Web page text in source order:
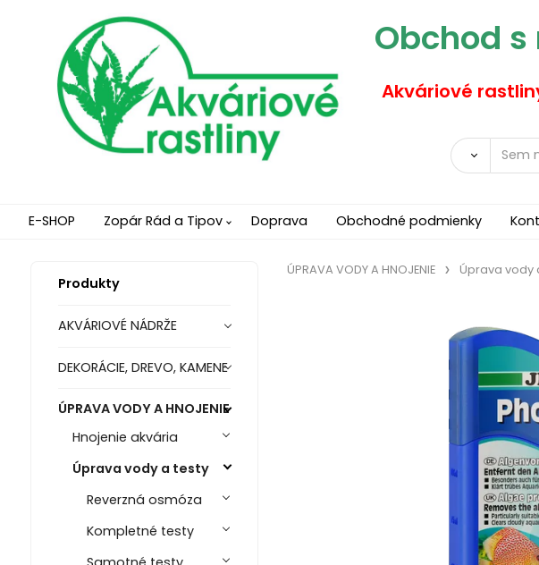
Obchod
Akváriové
E-SHOP Zopár Rád a Tipov Doprava Obchodné podmienky
Produkty
AKVÁRIOVÉ NÁDRŽE
DEKORÁCIE, DREVO, KAMENE
ÚPRAVA VODY A HNOJENIE
Hnojenie akvária
Úprava vody a testy
Reverzná osmóza
Kompletné testy
ÚPRAVA VODY A HNOJENIE Úprava vody